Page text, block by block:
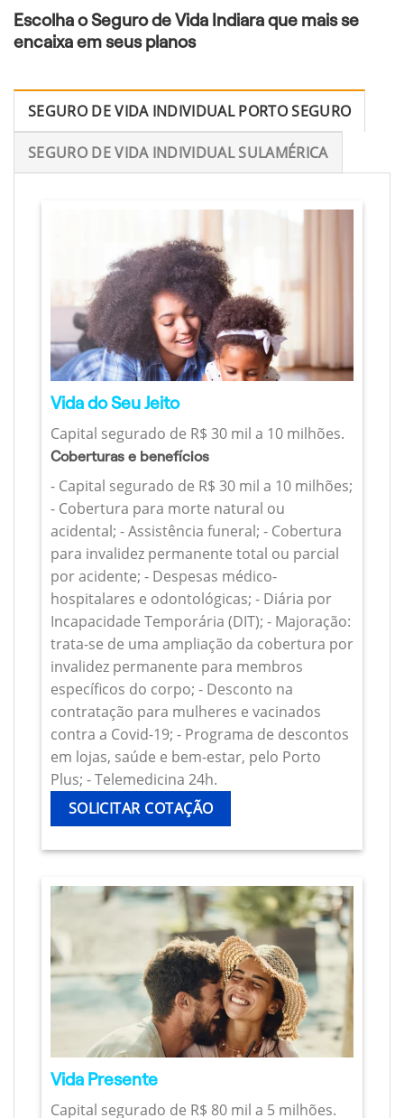
Escolha o Seguro de Vida Indiara que mais se
encaixa em seus planos
SEGURO DE VIDA INDIVIDUAL PORTO SEGURO
SEGURO DE VIDA INDIVIDUAL SULAMÉRICA
Vida do Seu Jeito
Capital segurado de R$ 30 mil a 10 milhões.
Coberturas e benefícios
- Capital segurado de R$ 30 mil a 10 milhões;
- Cobertura para morte natural ou
acidental; - Assistência funeral; - Cobertura
para invalidez permanente total ou parcial
por acidente; - Despesas médico-
hospitalares e odontológicas; - Diária por
Incapacidade Temporária (DIT); - Majoração:
trata-se de uma ampliação da cobertura por
invalidez permanente para membros
específicos do corpo; - Desconto na
contratação para mulheres e vacinados
contra a Covid-19; - Programa de descontos
em lojas, saúde e bem-estar, pelo Porto
Plus; - Telemedicina 24h.
SOLICITAR COTAÇÃO
Vida Presente
Capital segurado de R$ 80 mil a 5 milhões.